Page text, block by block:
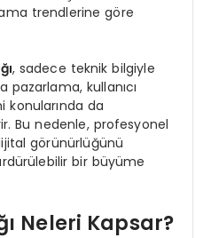
trendlerine göre
, sadece teknik bilgiyle
pazarlama, kullanıcı
da
Bu nedenle, profesyonel
görünürlüğünü
bir büyüme
Neleri Kapsar?